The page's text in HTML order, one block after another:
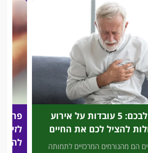
לתשומת לבכם: 5 עובדות על אירוע
להציל לכם את החיים
הם מהגורמים המרכזיים לתמותה